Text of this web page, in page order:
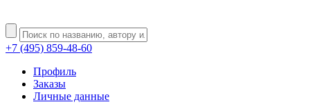
+7 (495) 859-48-60
Профиль
Заказы
Личные данные